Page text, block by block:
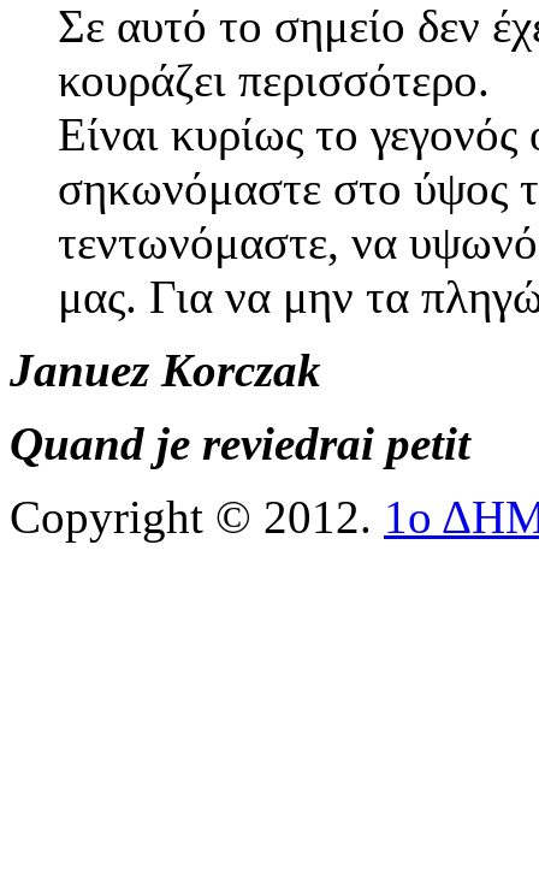
Σε αυτό το σημείο δεν
κουράζει περισσότερο.
Είναι κυρίως το
σηκωνόμαστε στο ύψος
τεντωνόμαστε, να
μας. Για να μην τα
Januez Korczak
Quand je reviedrai petit
Copyright © 2012. 1ο